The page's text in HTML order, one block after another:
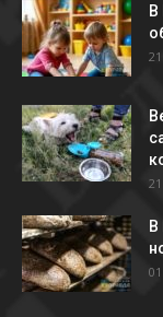
В
В